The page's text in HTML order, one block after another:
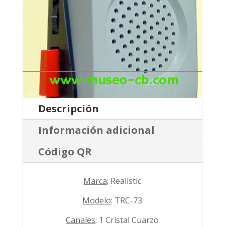
Descripción
Información adicional
Código QR
Marca: Realistic
Modelo: TRC-73
Canales: 1 Cristal Cuarzo